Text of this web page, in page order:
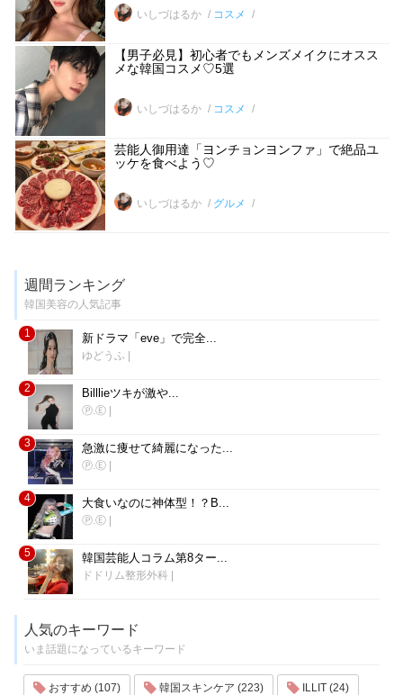
いしづはるか コスメ
【男子必見】初心者でもメンズメイクにオスス
メな韓国コスメ♡5選
いしづはるか コスメ
芸能人御用達「ヨンチョンヨンファ」で絶品ユ
ッケを食べよう♡
いしづはるか グルメ
週間ランキング
韓国美容の人気記事
1 新ドラマ「eve」で完全...
ゆどうふ
2 Billlieツキが激や...
Ⓟ.Ⓔ
3 急激に痩せて綺麗になった...
Ⓟ.Ⓔ
4 大食いなのに神体型！？B...
Ⓟ.Ⓔ
5 韓国芸能人コラム第8ター...
ドドリム整形外科
人気のキーワード
いま話題になっているキーワード
おすすめ (107) 韓国スキンケア (223) ILLIT (24)